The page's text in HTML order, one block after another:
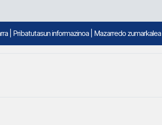
Pribatutasun informazinoa | Mazarredo zumarkalea